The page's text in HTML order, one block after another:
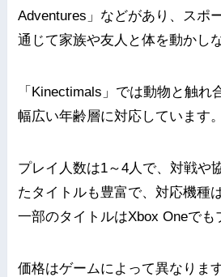
Adventures」などがあり、スポ
通じて家族や友人と体を動かし
「Kinectimals」では動物と触れ
幅広い年齢層に対応しています。
プレイ人数は1～4人で、対戦や
たタイトルも豊富で、対応機種
一部のタイトルはXbox Oneでも
価格はゲームによって異なりま